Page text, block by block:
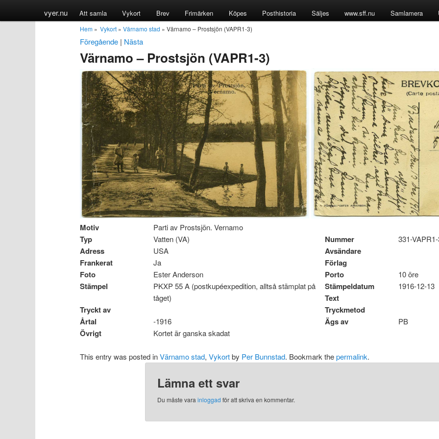
vyer.nu Att samla Vykort Brev Frimärken Köpes Posthistoria Säljes www.sff.nu Samlamera
Hem » Vykort » Värnamo stad » Värnamo – Prostsjön (VAPR1-3)
Föregående | Nästa
Värnamo – Prostsjön (VAPR1-3)
Motiv Parti av Prostsjön. Vernamo
Typ Vatten (VA) Nummer 331-
Adress USA
Avsändare
Frankerat
Ja
Förlag
Foto
Ester Anderson Porto 10 öre
Stämpel
PKXP 55 A (postkupéexpedition, alltså stämplat på
tåget)
Stämpeldatum 1916-12-13
Text
Tryckt av
Tryckmetod
Årtal
-1916 Ägs av PB
Övrigt Kortet är ganska skadat
This entry was posted inVärnamo stad, Vykortby Per Bunnstad. Bookmark thepermalink.
Lämna ett svar
Du måste varainloggad för att skriva en kommentar.